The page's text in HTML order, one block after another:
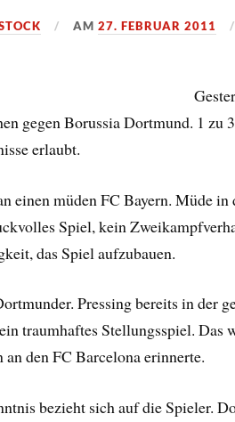
AM27. FEBRUAR 2011
gegen Borussia Dortmund. 1 zu
erlaubt.
einen müden FC Bayern. Müde
Spiel, kein
das Spiel aufzubauen.
Pressing bereits in der
traumhaftes Stellungsspiel. Das
den FC Barcelona erinnerte.
bezieht sich auf die Spieler.